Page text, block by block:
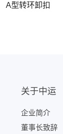
A型转环卸扣
关于中运
企业简介
董事长致辞